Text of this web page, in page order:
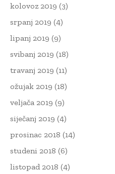
kolovoz 2019 (3)
srpanj 2019 (4)
lipanj 2019 (9)
svibanj 2019 (18)
travanj 2019 (11)
ožujak 2019 (18)
veljača 2019 (9)
siječanj 2019 (4)
prosinac 2018 (14)
studeni 2018 (6)
listopad 2018 (4)